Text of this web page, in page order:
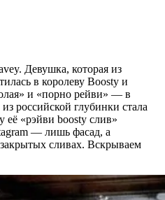
Девушка, которая из
в королеву Boosty и
и «порно рейви» — в
российской глубинки стала
её «рэйви boosty слив»
— лишь фасад, а
сливах. Вскрываем